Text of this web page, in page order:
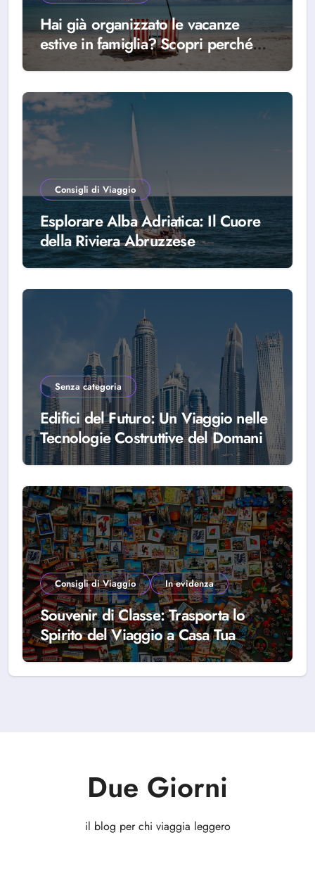
Hai già organizzato le vacanze
estive in famiglia? Scopri perché
scegliere Alba Adriatica
Consigli di Viaggio
Esplorare Alba Adriatica: Il Cuore
della Riviera Abruzzese
Senza categoria
Edifici del Futuro: Un Viaggio nelle
Tecnologie Costruttive del Domani
Consigli di Viaggio In evidenza
Souvenir di Classe: Trasporta lo
Spirito del Viaggio a Casa Tua
Due Giorni
il blog per chi viaggia leggero